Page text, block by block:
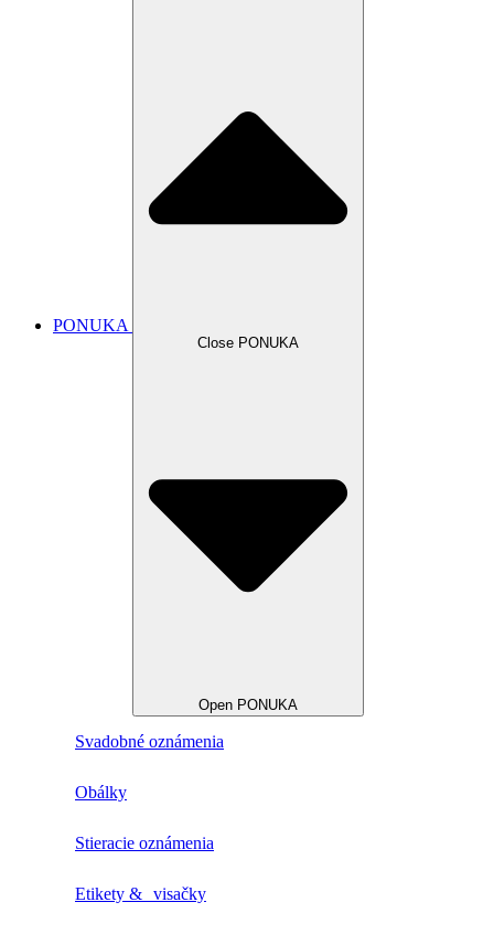
PONUKA
Close PONUKA
Open PONUKA
Svadobné oznámenia
Obálky
Stieracie oznámenia
Etikety & visačky